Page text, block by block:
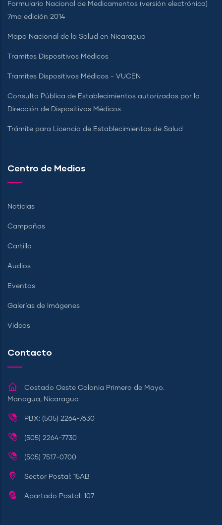
Formulario Nacional de Medicamentos (versión electrónica)
7ma edición 2014
Mapa Nacional de la Salud en Nicaragua
Tramites Dispositivos Médicos
Tramites Dispositivos Médicos - VUCEN
Consulta Pública de Establecimientos autorizados por la
Dirección de Dispositivos Médicos
Trámite para Licencia de Establecimientos de Salud
Centro de Medios
Noticias
Campañas
Cartilla
Audios
Eventos
Galerías de Imágenes
Videos
Contacto
Costado Oeste Colonia Primero de Mayo.
Managua, Nicaragua
PBX: (505) 2264-7630
(505) 2264-7730
(505) 7517-0700
Sector Postal: 15AB
Apartado Postal: 107